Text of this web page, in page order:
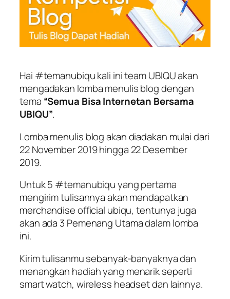
Hai #temanubiqu kali ini team UBIQU akan
mengadakan lomba menulis blog dengan
tema “Semua Bisa Internetan Bersama
UBIQU”.
Lomba menulis blog akan diadakan mulai dari
22 November 2019 hingga 22 Desember
2019.
Untuk 5 #temanubiqu yang pertama
mengirim tulisannya akan mendapatkan
merchandise official ubiqu, tentunya juga
akan ada 3 Pemenang Utama dalam lomba
ini.
Kirim tulisanmu sebanyak-banyaknya dan
menangkan hadiah yang menarik seperti
smart watch, wireless headset dan lainnya.